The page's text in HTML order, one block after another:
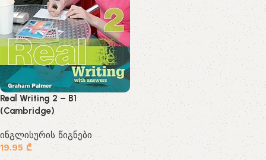
Real Writing 2 – B1
(Cambridge)
ინგლისურის წიგნები
19.95 ₾